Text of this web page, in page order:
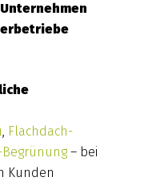
, Flachdach-
– bei
Kunden